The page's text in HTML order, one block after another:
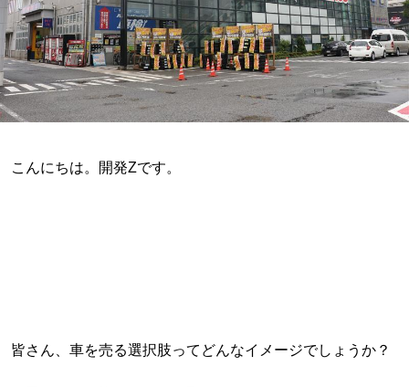
こんにちは。開発Zです。
皆さん、車を売る選択肢ってどんなイメージでしょうか？